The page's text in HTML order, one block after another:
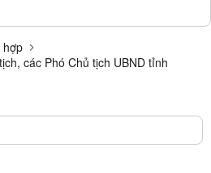
hợp
các Phó Chủ tịch UBND tỉnh